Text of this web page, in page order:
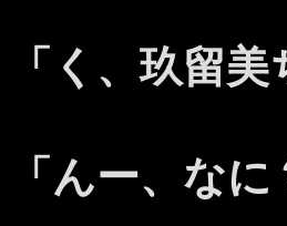
「く、玖留美
「んー、なに